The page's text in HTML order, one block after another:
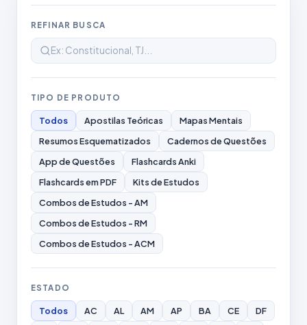
REFINAR BUSCA
TIPO DE PRODUTO
Todos Apostilas Teóricas
Mapas Mentais
Resumos Esquematizados
Cadernos de Questões
App de Questões
Flashcards Anki
Flashcards em PDF
Kits de Estudos
Combos de Estudos - AM
Combos de Estudos - RM
Combos de Estudos - ACM
ESTADO
Todos AC AL AM AP BA CE
DF